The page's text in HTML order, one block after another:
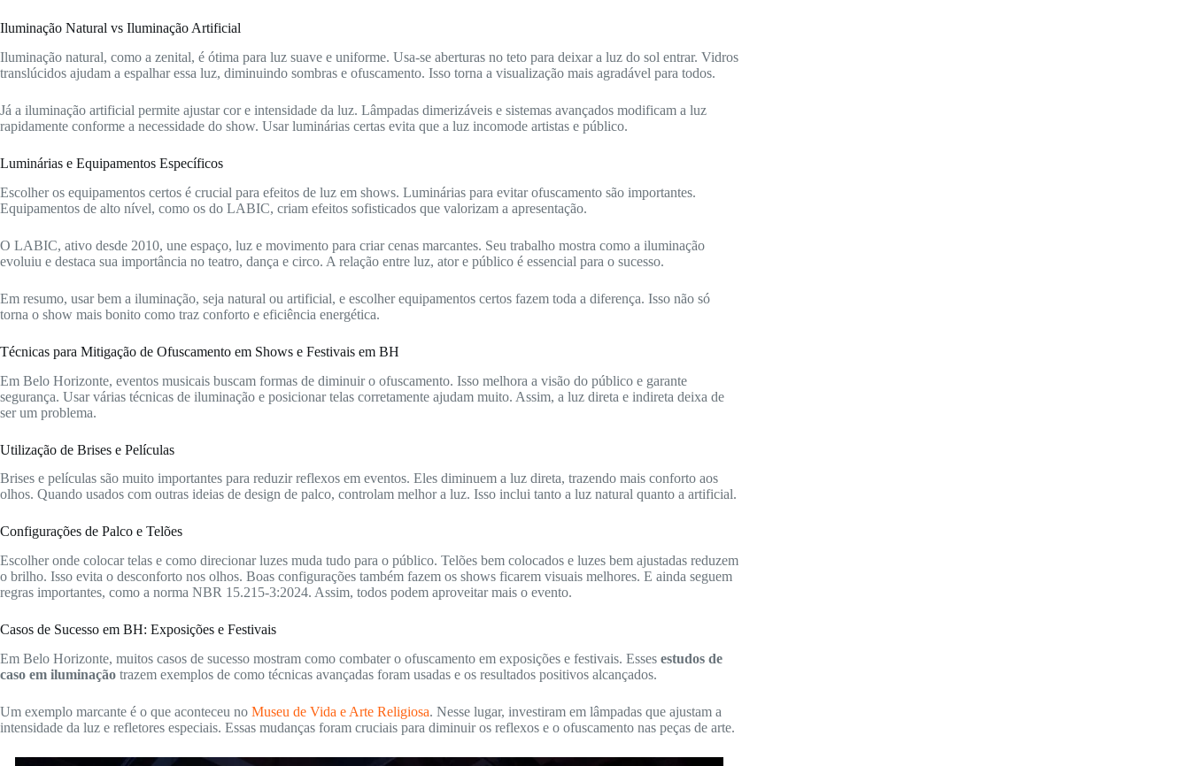
Iluminação Natural vs Iluminação Artificial
Iluminação natural, como a zenital, é ótima para luz suave e uniforme. Usa-se aberturas no teto para deixar a luz do sol entrar. Vidros
translúcidos ajudam a espalhar essa luz, diminuindo sombras e ofuscamento. Isso torna a visualização mais agradável para todos.
Já a iluminação artificial permite ajustar cor e intensidade da luz. Lâmpadas dimerizáveis e sistemas avançados modificam a luz
rapidamente conforme a necessidade do show. Usar luminárias certas evita que a luz incomode artistas e público.
Luminárias e Equipamentos Específicos
Escolher os equipamentos certos é crucial para efeitos de luz em shows. Luminárias para evitar ofuscamento são importantes.
Equipamentos de alto nível, como os do LABIC, criam efeitos sofisticados que valorizam a apresentação.
O LABIC, ativo desde 2010, une espaço, luz e movimento para criar cenas marcantes. Seu trabalho mostra como a iluminação
evoluiu e destaca sua importância no teatro, dança e circo. A relação entre luz, ator e público é essencial para o sucesso.
Em resumo, usar bem a iluminação, seja natural ou artificial, e escolher equipamentos certos fazem toda a diferença. Isso não só
torna o show mais bonito como traz conforto e eficiência energética.
Técnicas para Mitigação de Ofuscamento em Shows e Festivais em BH
Em Belo Horizonte, eventos musicais buscam formas de diminuir o ofuscamento. Isso melhora a visão do público e garante
segurança. Usar várias técnicas de iluminação e posicionar telas corretamente ajudam muito. Assim, a luz direta e indireta deixa de
ser um problema.
Utilização de Brises e Películas
Brises e películas são muito importantes para reduzir reflexos em eventos. Eles diminuem a luz direta, trazendo mais conforto aos
olhos. Quando usados com outras ideias de design de palco, controlam melhor a luz. Isso inclui tanto a luz natural quanto a artificial.
Configurações de Palco e Telões
Escolher onde colocar telas e como direcionar luzes muda tudo para o público. Telões bem colocados e luzes bem ajustadas reduzem
o brilho. Isso evita o desconforto nos olhos. Boas configurações também fazem os shows ficarem visuais melhores. E ainda seguem
regras importantes, como a norma NBR 15.215-3:2024. Assim, todos podem aproveitar mais o evento.
Casos de Sucesso em BH: Exposições e Festivais
Em Belo Horizonte, muitos casos de sucesso mostram como combater o ofuscamento em exposições e festivais. Esses estudos de
caso em iluminação trazem exemplos de como técnicas avançadas foram usadas e os resultados positivos alcançados.
Um exemplo marcante é o que aconteceu no Museu de Vida e Arte Religiosa. Nesse lugar, investiram em lâmpadas que ajustam a
intensidade da luz e refletores especiais. Essas mudanças foram cruciais para diminuir os reflexos e o ofuscamento nas peças de arte.